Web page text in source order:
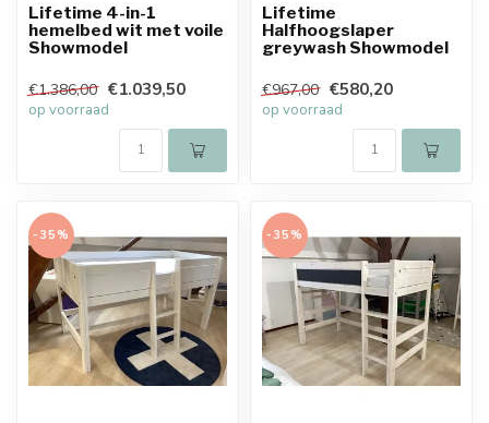
Lifetime 4-in-1
hemelbed wit met voile
Showmodel
€1.386,00 €1.039,50
op voorraad
Lifetime
Halfhoogslaper
greywash Showmodel
€967,00 €580,20
op voorraad
-35% -35%